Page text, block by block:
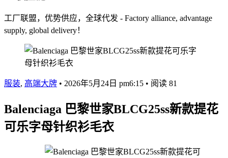
工厂联盟，优势供应，全球代发 - Factory alliance, advantage
supply, global delivery！
服装, 高端大牌 • 2026年5月24日 pm6:15 • 阅读 81
Balenciaga 巴黎世家BLCG25ss新款提花
可乐字母针织衫毛衣